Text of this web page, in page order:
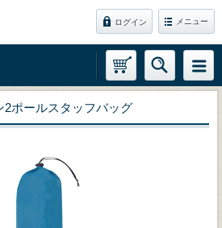
ログイン メニュー
2ポールスタッフバッグ